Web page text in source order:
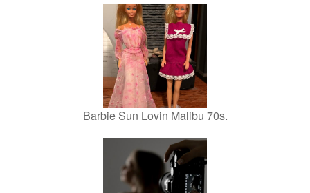
Barbie Sun Lovin Malibu 70s.